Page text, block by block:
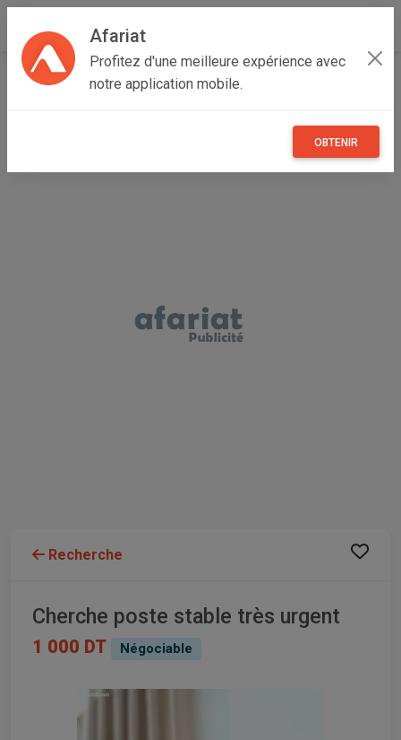
Afariat
Profitez d'une meilleure expérience avec
notre application mobile.
OBTENIR
Accueil Emploi, affaires et services
Recherche
Cherche poste stable très urgent
1 000 DT Négociable